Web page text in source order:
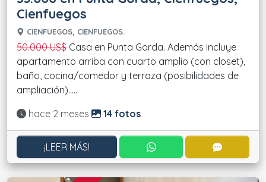
Cienfuegos
CIENFUEGOS, CIENFUEGOS.
50.000 US$ Casa en Punta Gorda. Además incluye
apartamento arriba con cuarto amplio (con closet),
baño, cocina/comedor y terraza (posibilidades de
ampliación).....
Actualizado:
hace 2 meses 14 fotos
¡LEER MÁS! CONTACTAR POR